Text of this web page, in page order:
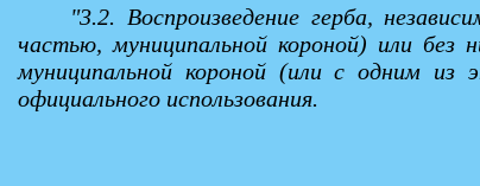
"3.2. Воспроизведение герба,
частью, муниципальной короной) или
муниципальной короной (или с одним из
официального использования.